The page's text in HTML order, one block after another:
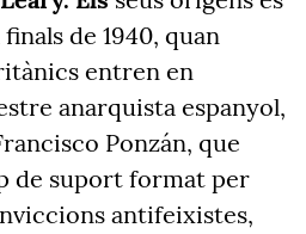
de 1940, quan
entren en
anarquista espanyol,
Ponzán, que
de suport format per
antifeixistes,